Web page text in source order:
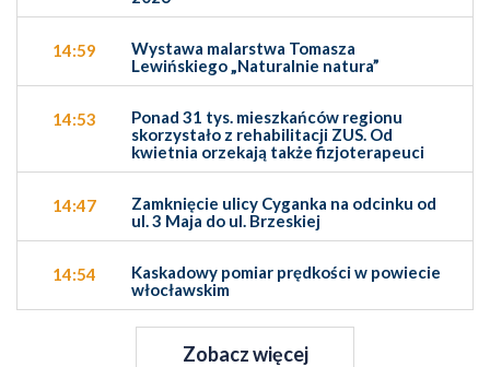
14:59
Wystawa malarstwa Tomasza
Lewińskiego „Naturalnie natura”
14:53
Ponad 31 tys. mieszkańców regionu
skorzystało z rehabilitacji ZUS. Od
kwietnia orzekają także fizjoterapeuci
14:47
Zamknięcie ulicy Cyganka na odcinku od
ul. 3 Maja do ul. Brzeskiej
14:54
Kaskadowy pomiar prędkości w powiecie
włocławskim
Zobacz więcej